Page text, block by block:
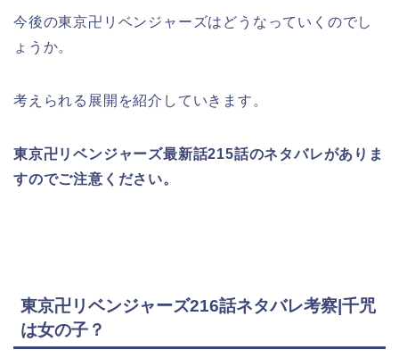
今後の東京卍リベンジャーズはどうなっていくのでし
ょうか。
考えられる展開を紹介していきます。
東京卍リベンジャーズ最新話215話のネタバレがありま
すのでご注意ください。
東京卍リベンジャーズ216話ネタバレ考察|千咒
は女の子？